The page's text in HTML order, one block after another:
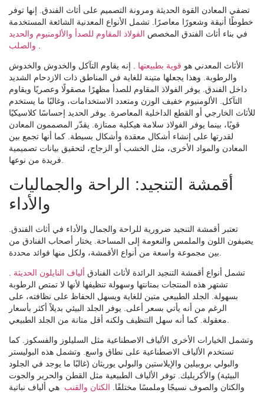
تضفي المعادن القوة الحديثة ومرونة التصميم على أثاث الفندق. إنها توفر
خطوطًا أنيقة وشعورًا معاصرًا. تشمل الأنواع المعدنية الشائعة المستخدمة
في بناء أثاث الفندق المخصص الفولاذ المقاوم للصدأ والألومنيوم والحديد
الأثاث المعدني هو قوية بطبيعتها . إنه يقاوم التآكل والخدوش والخدوش
والرطوبة. وهذا يجعلها متينة للغاية في المناطق ذات الازدحام الشديد
داخل الفندق. يوفر الفولاذ المقاوم للصدأ مظهرًا مصقولًا وعصريًا ويقاوم
التآكل. الألومنيوم خفيف الوزن ومتعدد الاستخدامات، وغالبًا ما يستخدم
للأثاث الخارجي أو القطع الداخلية المعاصرة. يوفر الحديد إحساسًا كلاسيكيًا
قويًا، بينما يوفر الفولاذ سلامة هيكلية ممتازة. يقدّر المصممون المعادن
لقدرتها على إنشاء أشكال معقدة وأشكال بسيطة. كما أنها تجمع بين
المعادن والمواد الأخرى، مثل الخشب أو الزجاج، لتحقيق بيانات تصميمية
فريدة من نوعها.
أقمشة التنجيد: الراحة والجماليات
والأداء
تعتبر أقمشة التنجيد ضرورية للراحة والجمال والأداء في أثاث الفندق.
يضيفون اللون والملمس والنعومة إلى المساحة. يختار أصحاب الفنادق من
تشمل أنواع أقمشة التنجيد الرائدة لأثاث الفنادق ألياف النايلون الحديثة
تشتهر هذه المنتجات بمتانتها وسهولة تنظيفها لأنها لا تمتص الرطوبة
بسهولة. الجلد الطبيعي متين للغاية ويسهل الحفاظ على نظافته، على
الرغم من أنه يأتي بسعر أعلى. يوفر الجلد البيئي بديلاً أكثر بأسعار
وتشمل الخيارات الأخرى الألياف الاصطناعية مثل السليلوز والفسكوز. كما
تستخدم الألياف الاصطناعية على نطاق واسع. وتشمل هذه البوليستر
والبولي بروبيلين والإيلاستين والبولي يوريثان (غالبًا ما يوجد في الجلود
البيئية) والأكريليك. توفر الألياف الطبيعية مثل القطن والحرير والجوت
والكتان والصوف نسيجًا وملمسًا مختلفًا. الكتان والقنب هي ألياف نباتية